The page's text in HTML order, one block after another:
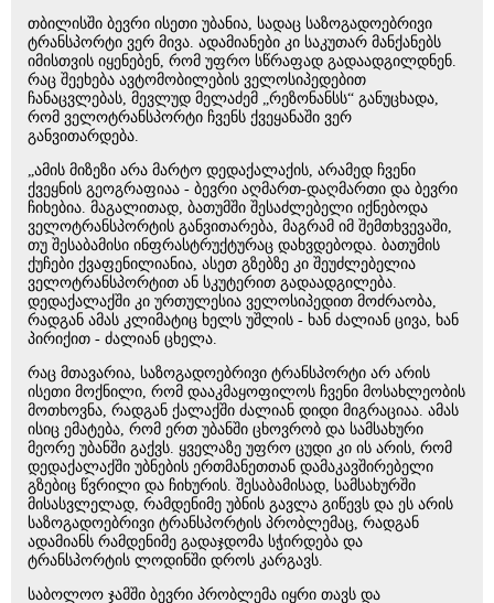
თბილისში ბევრი ისეთი უბანია, სადაც საზოგადოებრივი
ტრანსპორტი ვერ მივა. ადამიანები კი საკუთარ მანქანებს
იმისთვის იყენებენ, რომ უფრო სწრაფად გადაადგილდნენ.
რაც შეეხება ავტომობილების ველოსიპედებით
ჩანაცვლებას, მევლუდ მელაძემ „რეზონანსს“ განუცხადა,
რომ ველოტრანსპორტი ჩვენს ქვეყანაში ვერ
განვითარდება.
„ამის მიზეზი არა მარტო დედაქალაქის, არამედ ჩვენი
ქვეყნის გეოგრაფიაა - ბევრი აღმართ-დაღმართი და ბევრი
ჩიხებია. მაგალითად, ბათუმში შესაძლებელი იქნებოდა
ველოტრანსპორტის განვითარება, მაგრამ იმ შემთხვევაში,
თუ შესაბამისი ინფრასტრუქტურაც დახვდებოდა. ბათუმის
ქუჩები ქვაფენილიანია, ასეთ გზებზე კი შეუძლებელია
ველოტრანსპორტით ან სკუტერით გადაადგილება.
დედაქალაქში კი ურთულესია ველოსიპედით მოძრაობა,
რადგან ამას კლიმატიც ხელს უშლის - ხან ძალიან ცივა, ხან
პირიქით - ძალიან ცხელა.
რაც მთავარია, საზოგადოებრივი ტრანსპორტი არ არის
ისეთი მოქნილი, რომ დააკმაყოფილოს ჩვენი მოსახლეობის
მოთხოვნა, რადგან ქალაქში ძალიან დიდი მიგრაციაა. ამას
ისიც ემატება, რომ ერთ უბანში ცხოვრობ და სამსახური
მეორე უბანში გაქვს. ყველაზე უფრო ცუდი კი ის არის, რომ
დედაქალაქში უბნების ერთმანეთთან დამაკავშირებელი
გზებიც წვრილი და ჩიხურის. შესაბამისად, სამსახურში
მისასვლელად, რამდენიმე უბნის გავლა გიწევს და ეს არის
საზოგადოებრივი ტრანსპორტის პრობლემაც, რადგან
ადამიანს რამდენიმე გადაჯდომა სჭირდება და
ტრანსპორტის ლოდინში დროს კარგავს.
საბოლოო ჯამში ბევრი პრობლემა იყრი თავს და